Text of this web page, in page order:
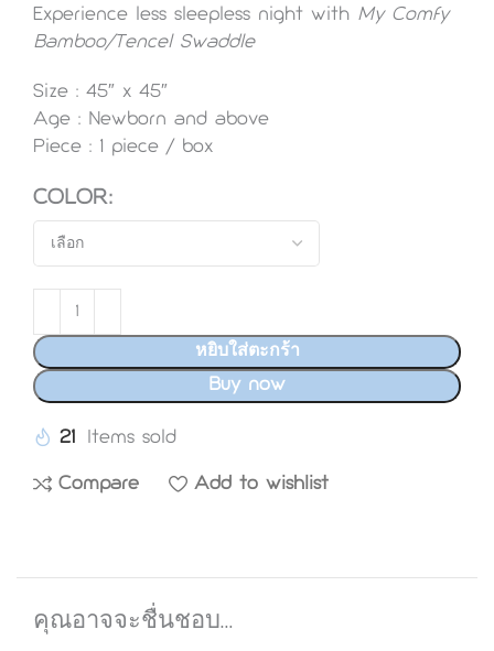
Experience less sleepless night with My Comfy
Bamboo/Tencel Swaddle
Size : 45″ x 45″
Age : Newborn and above
Piece : 1
piece / box
COLOR
หยิบใส่ตะกร้า
Buy now
21
Compare Add to wishlist
คุณอาจจะชื่นชอบ…